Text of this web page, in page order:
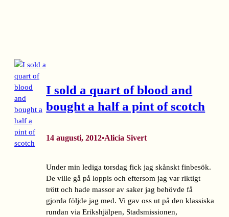
I sold a quart of blood and
bought a half a pint of scotch
14 augusti, 2012•Alicia Sivert
Under min lediga torsdag fick jag skånskt finbesök.
De ville gå på loppis och eftersom jag var riktigt
trött och hade massor av saker jag behövde få
gjorda följde jag med. Vi gav oss ut på den klassiska
rundan via Erikshjälpen, Stadsmissionen,